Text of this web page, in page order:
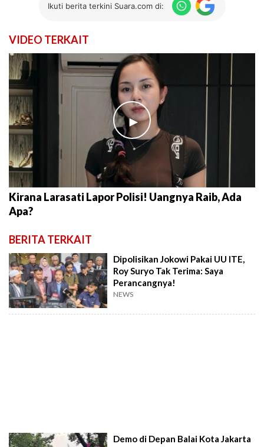
Ikuti berita terkini Suara.com di:
VIDEO TERKAIT
►
Kirana Larasati Lapor Polisi! Uangnya Raib, Ada
Apa?
BERITA TERKAIT
Dipolisikan Jokowi Pakai UU ITE,
Roy Suryo Tak Terima: Saya
Perancangnya!
NEWS
Demo di Depan Balai Kota Jakarta